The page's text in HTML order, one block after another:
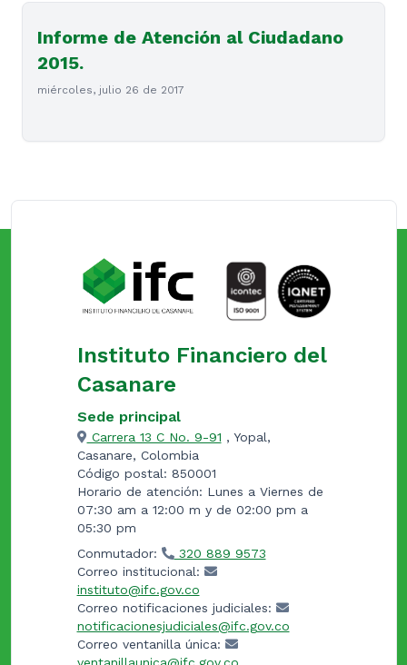
Informe de Atención al Ciudadano
2015.
miércoles, julio 26 de 2017
Instituto Financiero del
Casanare
Sede principal
Carrera 13 C No. 9-91 , Yopal,
Casanare, Colombia
Código postal: 850001
Horario de atención: Lunes a Viernes de
07:30 am a 12:00 m y de 02:00 pm a
05:30 pm
Conmutador:
320 889 9573
Correo institucional:
instituto@ifc.gov.co
Correo notificaciones judiciales:
notificacionesjudiciales@ifc.gov.co
Correo ventanilla única: